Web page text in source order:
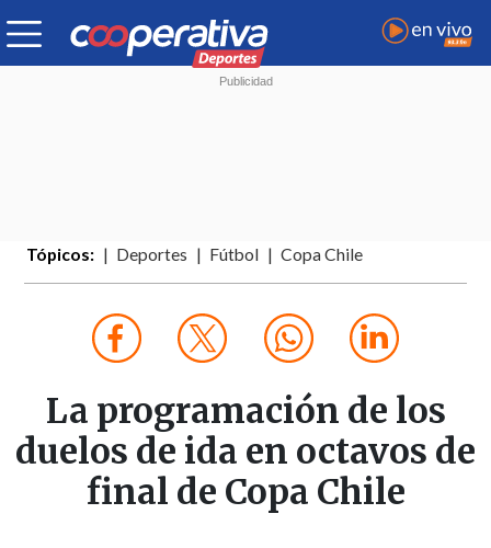
Tópicos: Deportes Fútbol Copa Chile
La programación de los
duelos de ida en octavos de
final de Copa Chile